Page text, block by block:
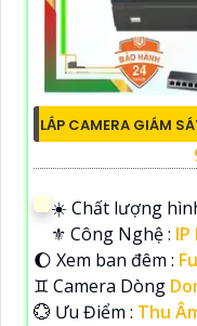
LẮP CAMERA GIÁM
☀️ Chất lượng
⚜️ Công Nghệ : IP
🌔 Xem ban đêm :
♊ Camera Dòng
️💮 Ưu Điểm : Thu